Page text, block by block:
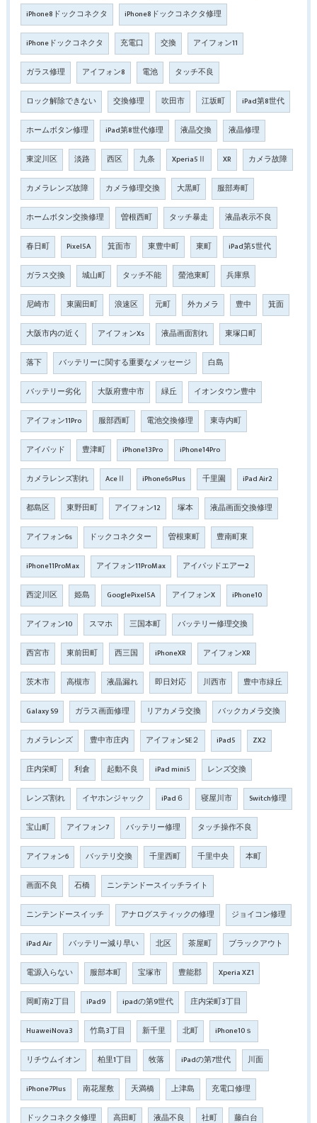
iPhone8ドックコネクタ iPhone8ドックコネクタ修理
iPhoneドックコネクタ 充電口 交換 アイフォン11
ガラス修理 アイフォン8 電池 タッチ不良
ロック解除できない 交換修理 吹田市 江坂町 iPad第8世代
ホームボタン修理 iPad第8世代修理 液晶交換 液晶修理
東淀川区 淡路 西区 九条 Xperia5Ⅱ XR カメラ故障
カメラレンズ故障 カメラ修理交換 大黒町 服部寿町
ホームボタン交換修理 曽根西町 タッチ暴走 液晶表示不良
春日町 Pixel5A 箕面市 東豊中町 東町 iPad第5世代
ガラス交換 城山町 タッチ不能 螢池東町 兵庫県
尼崎市 東園田町 浪速区 元町 外カメラ 豊中 箕面
大阪市内の近く アイフォンXs 液晶画面割れ 東塚口町
落下 バッテリーに関する重要なメッセージ 白島
バッテリー劣化 大阪府豊中市 緑丘 イオンタウン豊中
アイフォン11Pro 服部西町 電池交換修理 東寺内町
アイパッド 豊津町 iPhone13Pro iPhone14Pro
カメラレンズ割れ AceⅡ iPhone6sPlus 千里園 iPad Air2
都島区 東野田町 アイフォン12 塚本 液晶画面交換修理
アイフォン6s ドックコネクター 曽根東町 豊南町東
iPhone11ProMax アイフォン11ProMax アイパッドエアー2
西淀川区 姫島 GooglePixel5A アイフォンX iPhone10
アイフォン10 スマホ 三国本町 バッテリー修理交換
西宮市 東前田町 西三国 iPhoneXR アイフォンXR
茨木市 高槻市 液晶漏れ 即日対応 川西市 豊中市緑丘
Galaxy S9 ガラス画面修理 リアカメラ交換 バックカメラ交換
カメラレンズ 豊中市庄内 アイフォンSE２ iPad5 ZX2
庄内栄町 利倉 起動不良 iPad mini5 レンズ交換
レンズ割れ イヤホンジャック iPad６ 寝屋川市 Switch修理
宝山町 アイフォン7 バッテリー修理 タッチ操作不良
アイフォン6 バッテリ交換 千里西町 千里中央 本町
画面不良 石橋 ニンテンドースイッチライト
ニンテンドースイッチ アナログスティックの修理 ジョイコン修理
iPad Air バッテリー減り早い 北区 茶屋町 ブラックアウト
電源入らない 服部本町 宝塚市 豊能郡 Xperia XZ1
岡町南2丁目 iPad9 ipadの第9世代 庄内栄町3丁目
HuaweiNova3 竹島3丁目 新千里 北町 iPhone10ｓ
リチウムイオン 柏里1丁目 牧落 iPadの第7世代 川面
iPhone7Plus 南花屋敷 天満橋 上津島 充電口修理
ドックコネクタ修理 高田町 液晶不良 社町 藤白台